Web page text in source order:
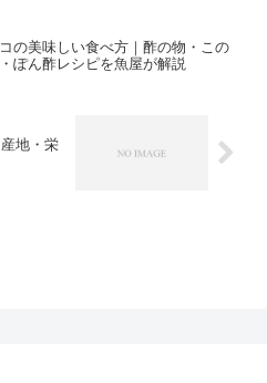
の美味しい食べ方｜酢の物・この
ぽん酢レシピを魚屋が解説
地・栄